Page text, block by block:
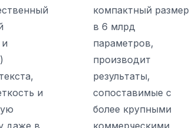
и
даже в
компактный размер
в 6 млрд
параметров,
производит
результаты,
сопоставимые с
более крупными
коммерческими